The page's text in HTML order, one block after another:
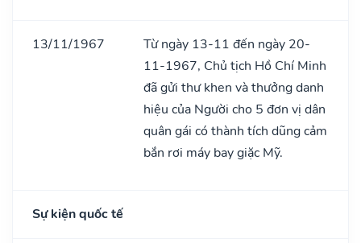
13/11/1967
Từ ngày 13-11 đến ngày 20-
11-1967, Chủ tịch Hồ Chí Minh
đã gửi thư khen và thưởng danh
hiệu của Người cho 5 đơn vị dân
quân gái có thành tích dũng cảm
bắn rơi máy bay giặc Mỹ.
Sự kiện quốc tế